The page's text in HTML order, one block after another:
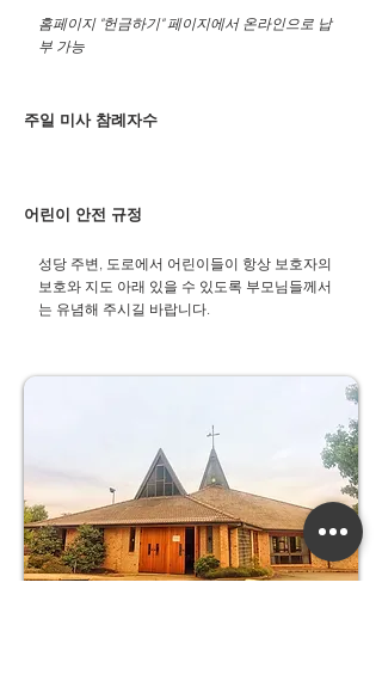
​홈페이지 "헌금하기" 페이지에서 온라인으로 납
부 가능
주일 미사 참례자수
어린이 안전 규정
성당 주변, 도로에서 어린이들이 항상 보호자의
보호와 지도 아래 있을 수 있도록 부모님들께서
는 유념해 주시길 바랍니다.​